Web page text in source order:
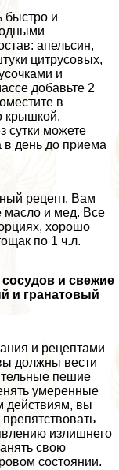
быстро и
апельсин,
цитрусовых,
и
добавьте 2
в
крышкой.
сутки можете
в день до приема
рецепт. Вам
масло и мед. Все
хорошо
по 1 ч.л.
и свежие
и гранатовый
и рецептами
должны вести
пешие
умеренные
действиям, вы
излишнего
свою
состоянии.